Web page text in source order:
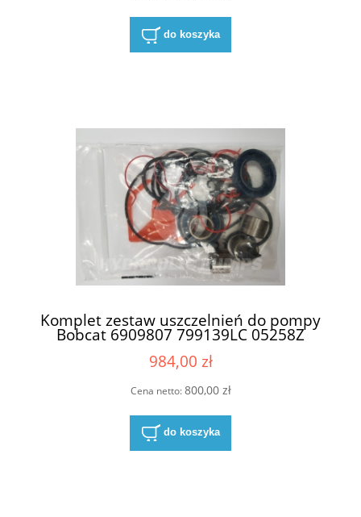
do koszyka
Komplet zestaw uszczelnień do pompy
Bobcat 6909807 799139LC 05258Z
984,00 zł
Cena netto:800,00 zł
do koszyka